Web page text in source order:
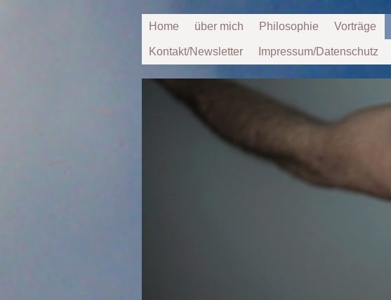
Home über mich Philosophie Vorträge
Kontakt/Newsletter Impressum/Datenschutz